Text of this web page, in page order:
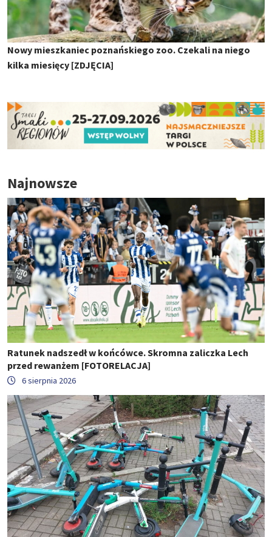
Nowy mieszkaniec poznańskiego zoo. Czekali na niego
kilka miesięcy [ZDJĘCIA]
Najnowsze
Ratunek nadszedł w końcówce. Skromna zaliczka Lech
przed rewanżem [FOTORELACJA]
6 sierpnia 2026